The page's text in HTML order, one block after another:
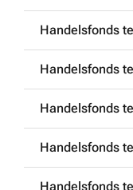
Handelsfonds
Handelsfonds
Handelsfonds
Handelsfonds
Handelsfonds